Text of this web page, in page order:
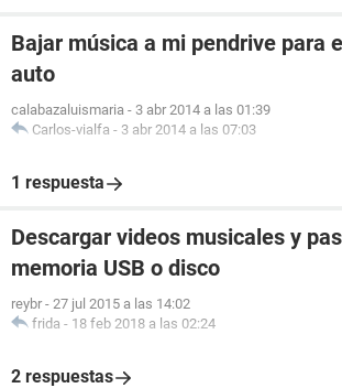
Bajar música a mi pendrive para
auto
calabazaluismaria - 3 abr 2014 a las 01:39
Carlos-vialfa - 3 abr 2014 a las 07:03
1 respuesta
Descargar videos musicales y
memoria USB o disco
reybr - 27 jul 2015 a las 14:02
frida - 18 feb 2018 a las 02:24
2 respuestas